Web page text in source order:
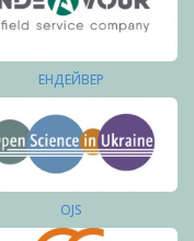
ЕНДЕЙВЕР
OJS